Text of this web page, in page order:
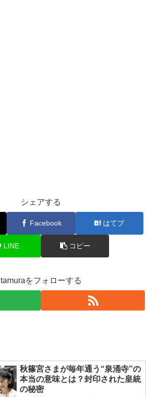
シェアする
Facebook はてブ
LINE コピー
tamuraをフォローする
秋篠宮さまが毎年通う“泉涌寺”の
本当の意味とは？封印された皇統
の秘密